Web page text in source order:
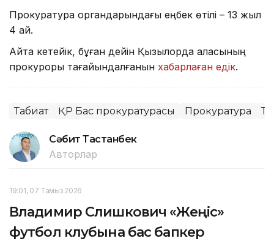
Прокуратура органдарындағы еңбек өтілі – 13 жыл
4 ай.
Айта кетейік, бұған дейін Қызылорда қаласының
прокуроры тағайындалғанын хабарлаған едік.
Табиғат ҚР Бас прокуратурасы Прокуратура
Сәбит Тастанбек
Авторлар
19:01, 07 Тамыз 2026
Владимир Слишкович «Жеңіс»
футбол клубына бас бапкер